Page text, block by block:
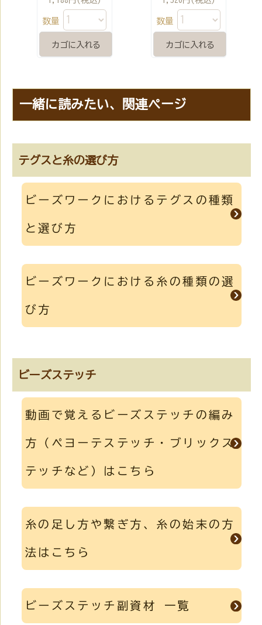
数量 数量
一緒に読みたい、関連ページ
テグスと糸の選び方
ビーズワークにおけるテグスの種類
と選び方
ビーズワークにおける糸の種類の選
び方
ビーズステッチ
動画で覚えるビーズステッチの編み
方（ペヨーテステッチ・ブリックス
テッチなど）はこちら
糸の足し方や繋ぎ方、糸の始末の方
法はこちら
ビーズステッチ副資材 一覧